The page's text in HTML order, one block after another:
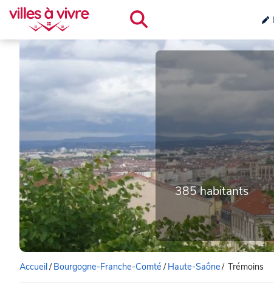
385 habitants
Accueil/ Bourgogne-Franche-Comté/ Haute-Saône/ Trémoins